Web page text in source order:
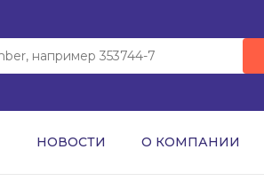
НОВОСТИ О КОМПАНИИ